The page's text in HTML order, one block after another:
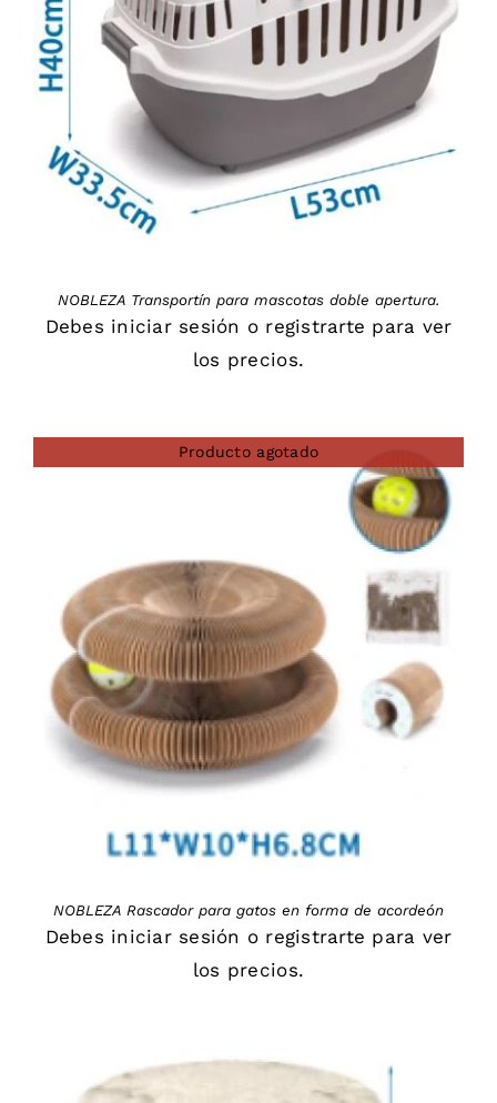
DETAILS
NOBLEZA Transportín para mascotas doble apertura.
Debes iniciar sesión o registrarte para ver
los precios.
Producto agotado
DETAILS
NOBLEZA Rascador para gatos en forma de acordeón
Debes iniciar sesión o registrarte para ver
los precios.